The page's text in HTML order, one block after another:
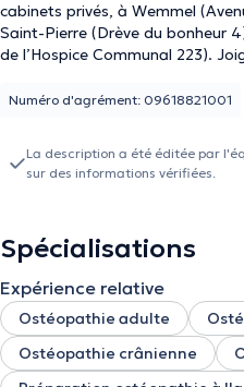
cabinets privés, à Wemmel
Saint-Pierre (Drève du bonheur 4) et à Watermael-Boitsfort
de l’Hospice Communal 223).
nourrissons/enfants ainsi que
vos blessures sportives, vos
douleurs après une chute ou un
Numéro d'agrément: 09618821001
La description a été éditée par
sur des informations vérifiées.
Spécialisations
Expérience relative
Ostéopathie adulte
Ostéopathie crânienne